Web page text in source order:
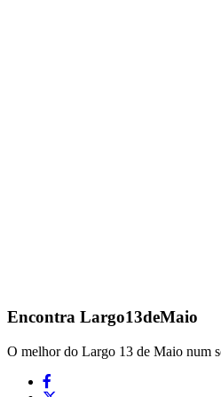
Encontra Largo13deMaio
O melhor do Largo 13 de Maio num